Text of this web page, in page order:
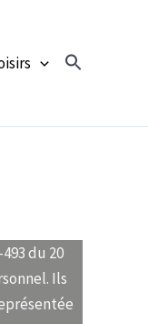
du 20
Ils